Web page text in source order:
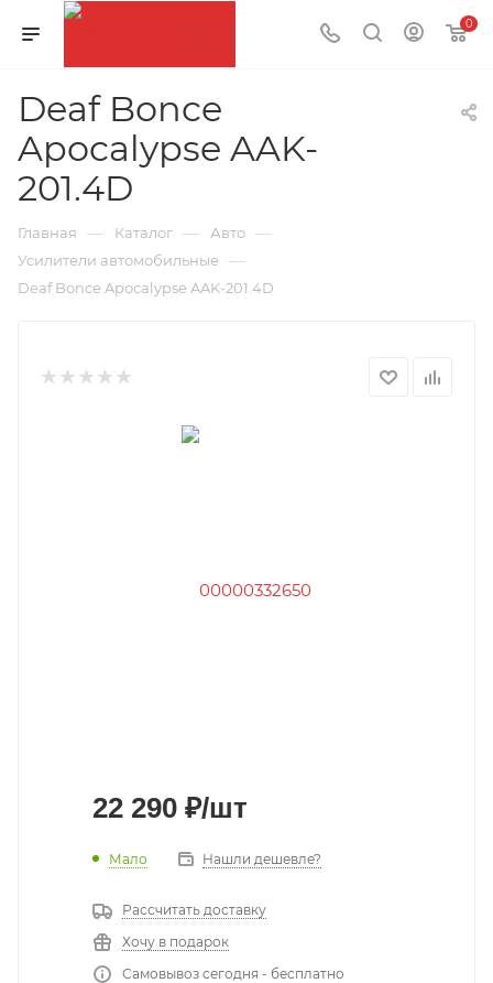
0
Deaf Bonce
Apocalypse AAK-
201.4D
Главная — Каталог — Авто —
Усилители автомобильные —
Deaf Bonce Apocalypse AAK-201.4D
22 290 ₽/шт
Мало Нашли дешевле?
Рассчитать доставку
Хочу в подарок
Самовывоз сегодня - бесплатно